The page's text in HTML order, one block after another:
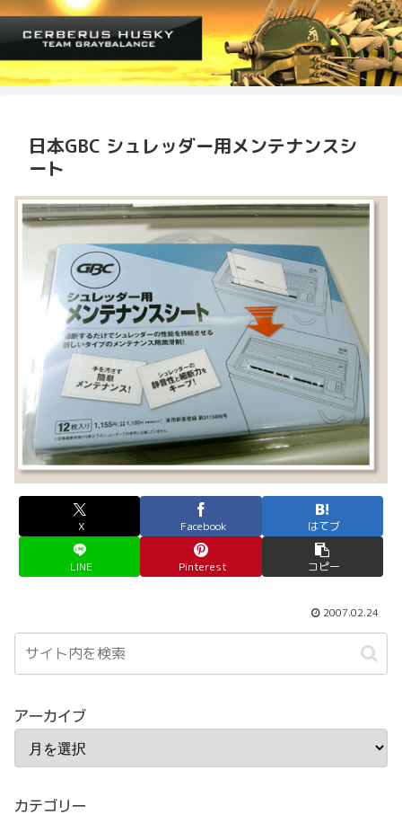
日本GBC シュレッダー用メンテナンスシ
ート
X Facebook はてブ
LINE Pinterest コピー
2007.02.24
アーカイブ
カテゴリー